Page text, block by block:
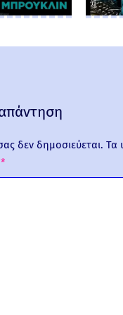
δεν δημοσιεύεται. Τα
*